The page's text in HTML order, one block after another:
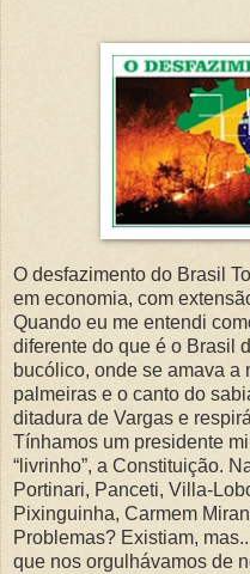
O desfazimento do Brasil
em economia, com
Quando eu me entendi
diferente do que é o Brasil
bucólico, onde se amava a
palmeiras e o canto do
ditadura de Vargas e
Tínhamos um presidente
“livrinho”, a Constituição.
Portinari, Panceti, Villa-
Pixinguinha, Carmem
Problemas? Existiam,
que nos orgulhávamos de